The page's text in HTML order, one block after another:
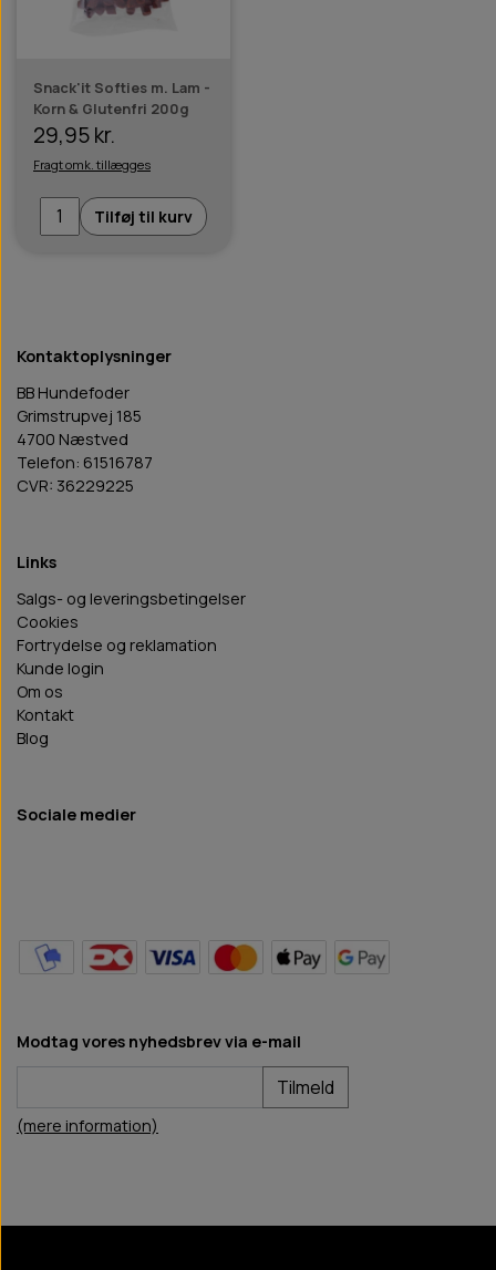
Snack'it Softies m. Lam -
Korn & Glutenfri 200g
29,95 kr.
Fragt omk. tillægges
Tilføj til kurv
Kontaktoplysninger
BB Hundefoder
Grimstrupvej 185
4700 Næstved
Telefon: 61516787
CVR: 36229225
Links
Salgs- og leveringsbetingelser
Cookies
Fortrydelse og reklamation
Kunde login
Om os
Kontakt
Blog
Sociale medier
Modtag vores nyhedsbrev via e-mail
Tilmeld
(mere information)